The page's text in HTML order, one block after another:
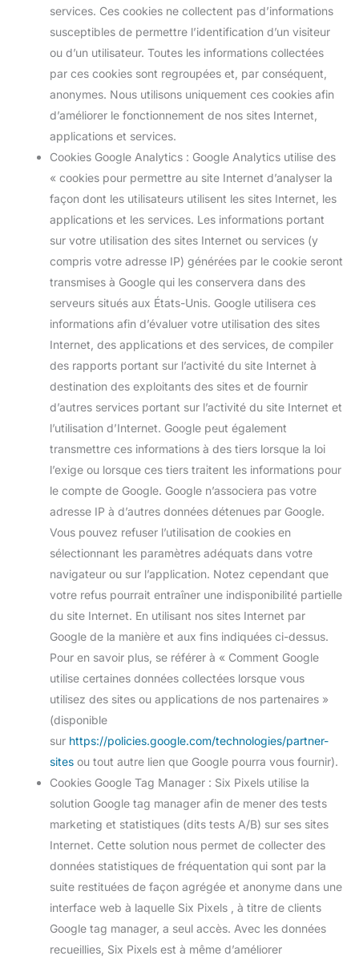
services. Ces cookies ne collectent pas d’informations
susceptibles de permettre l’identification d’un visiteur
ou d’un utilisateur. Toutes les informations collectées
par ces cookies sont regroupées et, par conséquent,
anonymes. Nous utilisons uniquement ces cookies afin
d’améliorer le fonctionnement de nos sites Internet,
applications et services.
Cookies Google Analytics : Google Analytics utilise des
« cookies pour permettre au site Internet d’analyser la
façon dont les utilisateurs utilisent les sites Internet, les
applications et les services. Les informations portant
sur votre utilisation des sites Internet ou services (y
compris votre adresse IP) générées par le cookie seront
transmises à Google qui les conservera dans des
serveurs situés aux États-Unis. Google utilisera ces
informations afin d’évaluer votre utilisation des sites
Internet, des applications et des services, de compiler
des rapports portant sur l’activité du site Internet à
destination des exploitants des sites et de fournir
d’autres services portant sur l’activité du site Internet et
l’utilisation d’Internet. Google peut également
transmettre ces informations à des tiers lorsque la loi
l’exige ou lorsque ces tiers traitent les informations pour
le compte de Google. Google n’associera pas votre
adresse IP à d’autres données détenues par Google.
Vous pouvez refuser l’utilisation de cookies en
sélectionnant les paramètres adéquats dans votre
navigateur ou sur l’application. Notez cependant que
votre refus pourrait entraîner une indisponibilité partielle
du site Internet. En utilisant nos sites Internet par
Google de la manière et aux fins indiquées ci-dessus.
Pour en savoir plus, se référer à « Comment Google
utilise certaines données collectées lorsque vous
utilisez des sites ou applications de nos partenaires »
(disponible
sur https://policies.google.com/technologies/partner-
sites ou tout autre lien que Google pourra vous fournir).
Cookies Google Tag Manager : Six Pixels utilise la
solution Google tag manager afin de mener des tests
marketing et statistiques (dits tests A/B) sur ses sites
Internet. Cette solution nous permet de collecter des
données statistiques de fréquentation qui sont par la
suite restituées de façon agrégée et anonyme dans une
interface web à laquelle Six Pixels , à titre de clients
Google tag manager, a seul accès. Avec les données
recueillies, Six Pixels est à même d’améliorer